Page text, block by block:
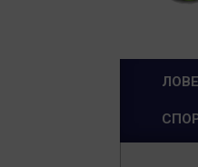
Primary